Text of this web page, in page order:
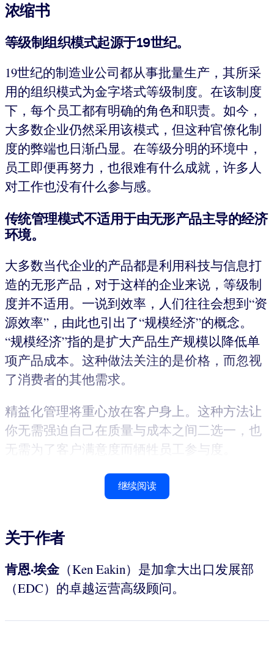
浓缩书
等级制组织模式起源于19世纪。
19世纪的制造业公司都从事批量生产，其所采
用的组织模式为金字塔式等级制度。在该制度
下，每个员工都有明确的角色和职责。如今，
大多数企业仍然采用该模式，但这种官僚化制
度的弊端也日渐凸显。在等级分明的环境中，
员工即便再努力，也很难有什么成就，许多人
对工作也没有什么参与感。
传统管理模式不适用于由无形产品主导的经济
环境。
大多数当代企业的产品都是利用科技与信息打
造的无形产品，对于这样的企业来说，等级制
度并不适用。一说到效率，人们往往会想到“资
源效率”，由此也引出了“规模经济”的概念。
“规模经济”指的是扩大产品生产规模以降低单
项产品成本。这种做法关注的是价格，而忽视
了消费者的其他需求。
精益化管理将重心放在客户身上。这种方法让
你无需强迫自己在质量与成本之间二选一，也
无需为了客户满意度而牺牲员工参与度。
继续阅读
关于作者
肯恩·埃金 （Ken Eakin）是加拿大出口发展部
（EDC）的卓越运营高级顾问。